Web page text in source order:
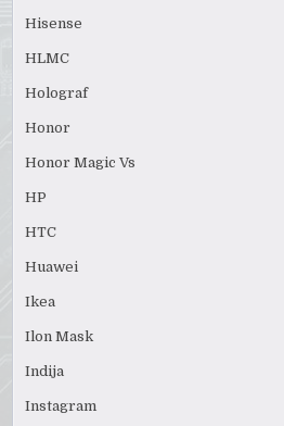
Hisense
HLMC
Holograf
Honor
Honor Magic Vs
HP
HTC
Huawei
Ikea
Ilon Mask
Indija
Instagram